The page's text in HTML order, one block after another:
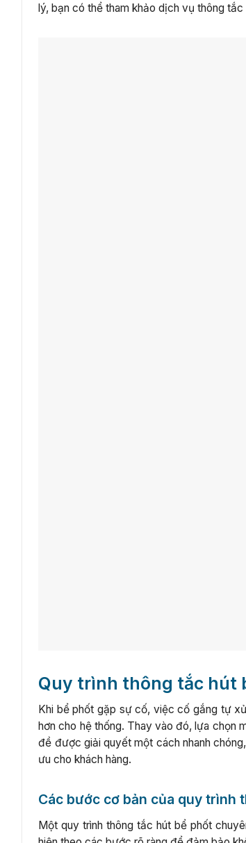
lý, bạn có thể tham khảo dịch vụ thông tắc
Quy trình thông tắc hút
Khi bể phốt gặp sự cố, việc cố gắng tự
hơn cho hệ thống. Thay vào đó, lựa chọn
đề được giải quyết một cách nhanh
ưu cho khách hàng.
Các bước cơ bản của quy trình
Một quy trình thông tắc hút bể phốt